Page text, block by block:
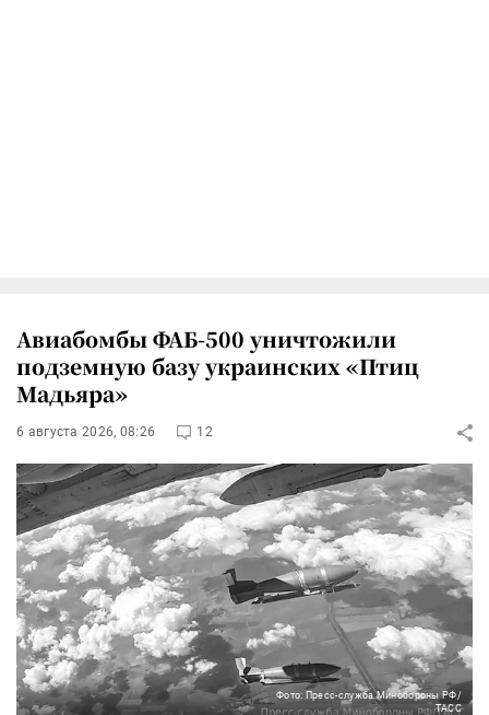
Авиабомбы ФАБ-500 уничтожили
подземную базу украинских «Птиц
Мадьяра»
6 августа 2026, 08:26 12
Фото: Пресс-служба Минобороны РФ/
ТАСС